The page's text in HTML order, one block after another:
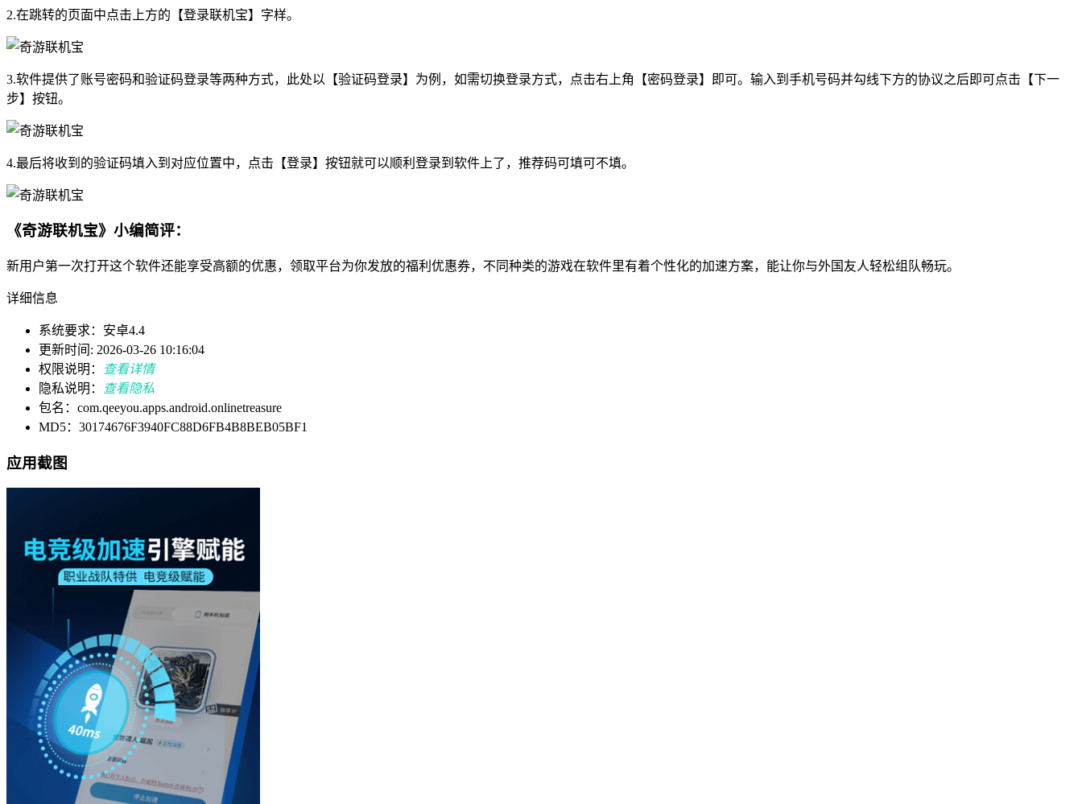
2.在跳转的页面中点击上方的【登录联机宝】字样。
3.软件提供了账号密码和验证码登录等两种方式，此处以【验证码登录】为例，如需切换登录方式，点击右上角【密码登录】即可。输入到手机号码并勾线下方的协议之后即可点击【下一
步】按钮。
4.最后将收到的验证码填入到对应位置中，点击【登录】按钮就可以顺利登录到软件上了，推荐码可填可不填。
《奇游联机宝》小编简评：
新用户第一次打开这个软件还能享受高额的优惠，领取平台为你发放的福利优惠券，不同种类的游戏在软件里有着个性化的加速方案，能让你与外国友人轻松组队畅玩。
详细信息
系统要求：安卓4.4
更新时间: 2026-03-26 10:16:04
权限说明：
查看详情
隐私说明：
查看隐私
包名：com.qeeyou.apps.android.onlinetreasure
MD5：30174676F3940FC88D6FB4B8BEB05BF1
应用截图